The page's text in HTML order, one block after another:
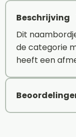
Beschrijving
Dit
de categorie
heeft een